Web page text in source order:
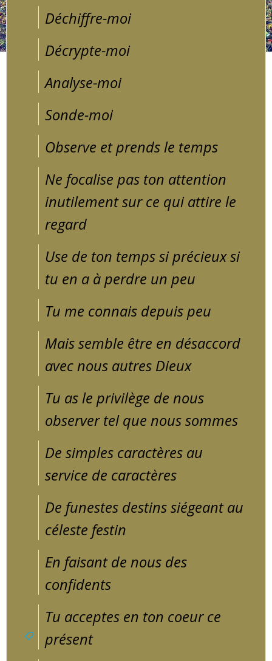
Déchiffre-moi
Décrypte-moi
Analyse-moi
Sonde-moi
Observe et prends le temps
Ne focalise pas ton attention
inutilement sur ce qui attire le
regard
Use de ton temps si précieux si
tu en a à perdre un peu
Tu me connais depuis peu
Mais semble être en désaccord
avec nous autres Dieux
Tu as le privilège de nous
observer tel que nous sommes
De simples caractères au
service de caractères
De funestes destins siégeant au
céleste festin
En faisant de nous des
confidents
Tu acceptes en ton coeur ce
présent